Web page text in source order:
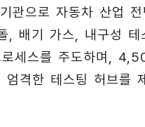
으로 자동차 산업 전
, 배기 가스, 내구성 테
로세스를 주도하며,
격한 테스팅 허브를